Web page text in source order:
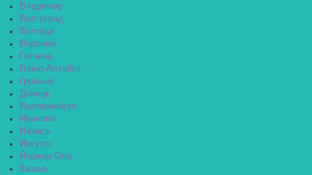
Владимир
Волгоград
Вологда
Воронеж
Гатчина
Горно-Алтайск
Грозный
Донецк
Екатеринбург
Иваново
Ижевск
Иркутск
Йошкар-Ола
Казань